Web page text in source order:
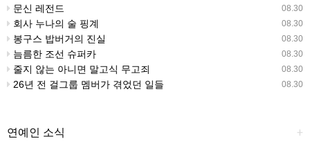
08.30
문신 레전드
08.30
회사 누나의 술 핑계
08.30
봉구스 밥버거의 진실
08.30
늠름한 조선 슈퍼카
08.30
줄지 않는 아니면 말고식 무고죄
08.30
26년 전 걸그룹 멤버가 겪었던 일들
+
연예인 소식